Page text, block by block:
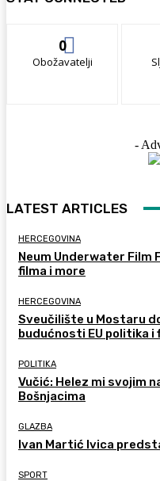
0
Obožavatelji
-
LATEST ARTICLES
HERCEGOVINA
Neum Underwater
filma i more
HERCEGOVINA
Sveučilište u Mostaru
budućnosti EU politika
POLITIKA
Vučić: Helez mi svojim
Bošnjacima
GLAZBA
Ivan Martić Ivica
SPORT